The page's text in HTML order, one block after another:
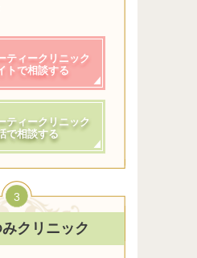
ティークリニック
トで相談する
ティークリニック
で相談する
3
クリニック